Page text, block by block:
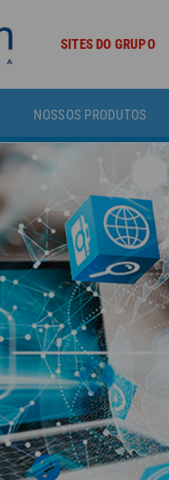
SITES DO GRUPO
NOSSOS PRODUTOS